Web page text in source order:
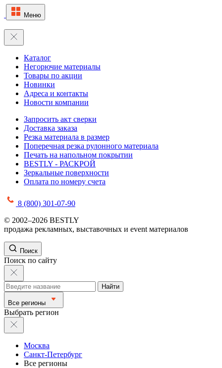
Меню
Каталог
Негорючие материалы
Товары по акции
Новинки
Адреса и контакты
Новости компании
Запросить акт сверки
Доставка заказа
Резка материала в размер
Поперечная резка рулонного материала
Печать на напольном покрытии
BESTLY - РАСКРОЙ
Зеркальные поверхности
Оплата по номеру счета
8 (800) 301-07-90
© 2002–2026 BESTLY
продажа рекламных, выставочных и event материалов
Поиск
Поиск по сайту
Найти
Все регионы
Выбрать регион
Москва
Санкт-Петербург
Все регионы